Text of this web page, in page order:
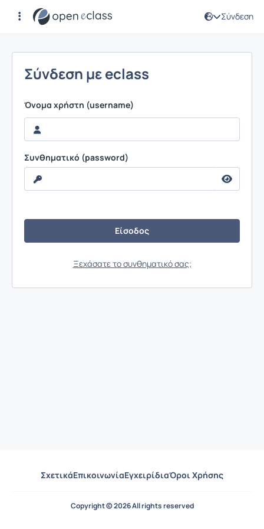
Σύνδεση
Σύνδεση
Σύνδεση με eclass
Όνομα χρήστη (username)
Συνθηματικό (password)
Ξεχάσατε το συνθηματικό σας;
ΣχετικάΕπικοινωνίαΕγχειρίδιαΌροι Χρήσης
Copyright © 2026 All rights reserved